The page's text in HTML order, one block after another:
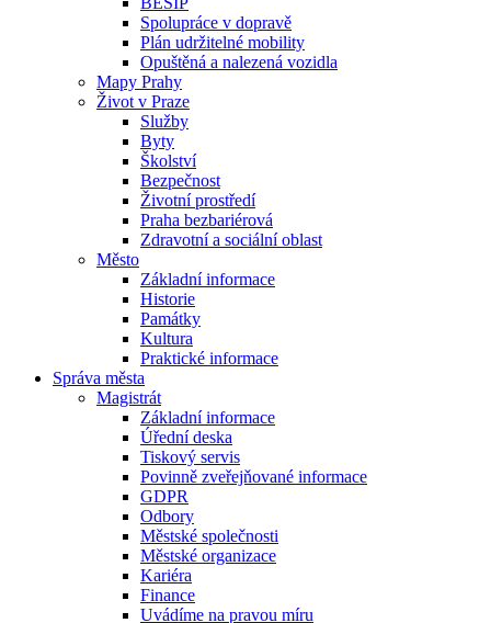
Spolupráce v dopravě
Plán udržitelné mobility
Opuštěná a nalezená vozidla
Mapy Prahy
Život v Praze
Služby
Byty
Školství
Bezpečnost
Životní prostředí
Praha bezbariérová
Zdravotní a sociální oblast
Město
Základní informace
Historie
Památky
Kultura
Praktické informace
Správa města
Magistrát
Základní informace
Úřední deska
Tiskový servis
Povinně zveřejňované informace
GDPR
Odbory
Městské společnosti
Městské organizace
Kariéra
Finance
Uvádíme na pravou míru